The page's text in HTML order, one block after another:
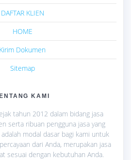
DAFTAR KLIEN
HOME
Kirim Dokumen
Sitemap
KAMI
tahun 2012 dalam bidang jasa
serta ribuan pengguna jasa yang
modal dasar bagi kami untuk
dari Anda, merupakan jasa
sesuai dengan kebutuhan Anda.